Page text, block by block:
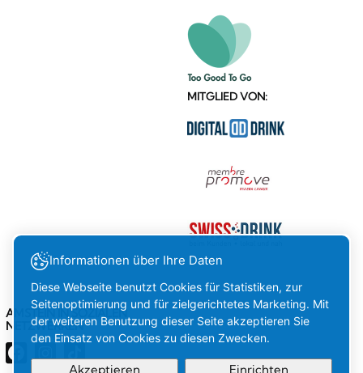
MITGLIED VON:
AMSTEIN IN SOZIALEN
NETZWERKEN
Informationen über Ihre Daten
Diese Webseite benutzt Cookies für Statistiken, zur
Seitenoptimierung und für zielgerichtetes Marketing. Mit
der weiteren Benutzung dieser Seite akzeptieren Sie
den Einsatz von Cookies zu diesen Zwecken.
Akzeptieren Einrichten